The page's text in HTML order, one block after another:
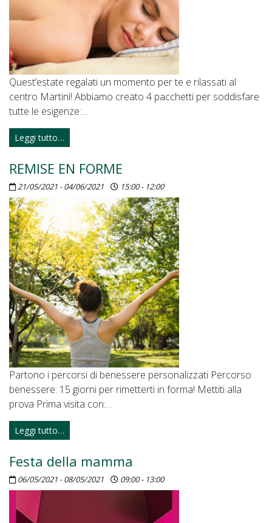
Quest’estate regalati un momento per te e rilassati al
centro Martini! Abbiamo creato 4 pacchetti per soddisfare
tutte le esigenze:…
Leggi tutto…
REMISE EN FORME
21/05/2021 - 04/06/2021 15:00 - 12:00
Partono i percorsi di benessere personalizzati Percorso
benessere: 15 giorni per rimetterti in forma! Mettiti alla
prova Prima visita con:…
Leggi tutto…
Festa della mamma
06/05/2021 - 08/05/2021 09:00 - 13:00